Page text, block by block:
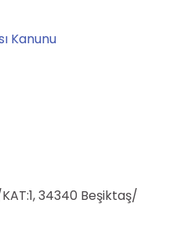
Kanunu
34340 Beşiktaş/